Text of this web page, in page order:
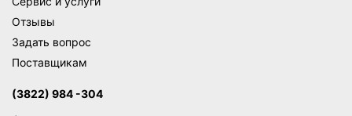
Отзывы
Задать вопрос
Поставщикам
(3822) 984 -304